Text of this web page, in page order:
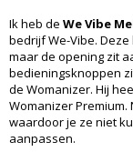
Ik heb de We Vibe
bedrijf We-Vibe.
maar de opening zit
bedieningsknoppen
de Womanizer. Hij
Womanizer
waardoor je ze niet
aanpassen.